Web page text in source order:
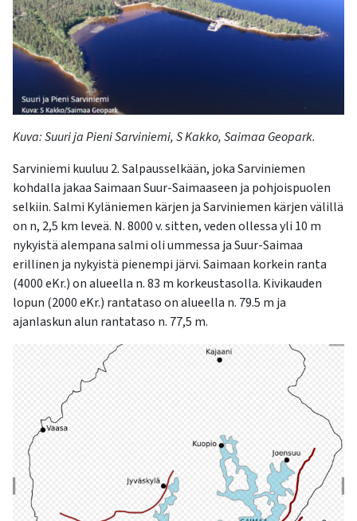
kosketus-
ja
pyyhkäisyliikkeitä.
Kuva: Suuri ja Pieni Sarviniemi, S Kakko, Saimaa Geopark.
Sarviniemi kuuluu 2.Salpausselkään, joka Sarviniemen
kohdalla jakaa Saimaan Suur-Saimaaseen ja pohjoispuolen
selkiin. Salmi Kyläniemen kärjen ja Sarviniemen kärjen välillä
on n, 2,5 km leveä. N. 8000 v. sitten, veden ollessa yli 10 m
nykyistä alempana salmi oli ummessa jaSuur-Saimaa
erillinen ja nykyistä pienempi järvi. Saimaan korkein ranta
(4000 eKr.) on alueella n. 83 m korkeustasolla. Kivikauden
lopun (2000 eKr.) rantataso on alueella n. 79.5 mja
ajanlaskun alun rantataso n. 77,5 m.